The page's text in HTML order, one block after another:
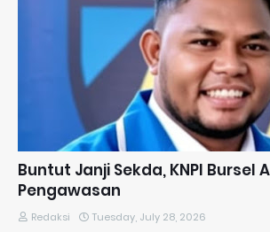
​Buntut Janji Sekda, KNPI Bursel
Pengawasan
Redaksi Tuesday, July 28, 2026